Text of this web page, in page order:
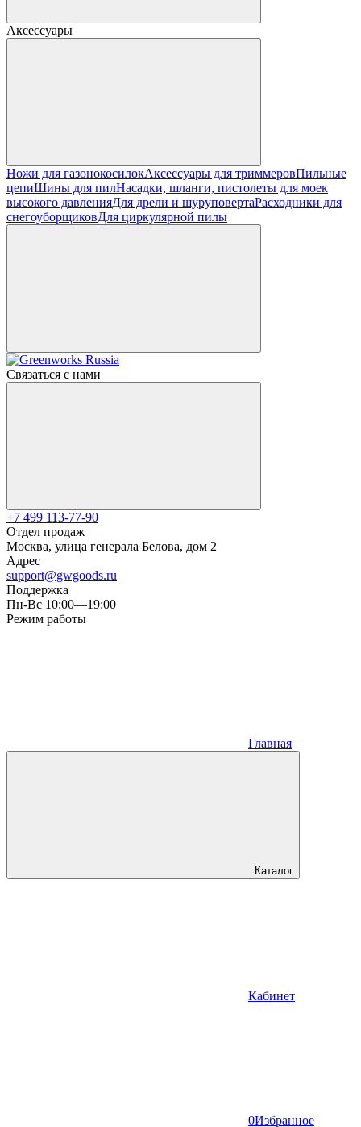
Аксессуары
Ножи для газонокосилокАксессуары для триммеровПильные
цепиШины для пилНасадки, шланги, пистолеты для моек
высокого давленияДля дрели и шуруповертаРасходники для
снегоуборщиковДля циркулярной пилы
Связаться с нами
+7 499 113-77-90
Отдел продаж
Москва, улица генерала Белова, дом 2
Адрес
support@gwgoods.ru
Поддержка
Пн-Вс 10:00—19:00
Режим работы
Главная
Каталог
Кабинет
0Избранное